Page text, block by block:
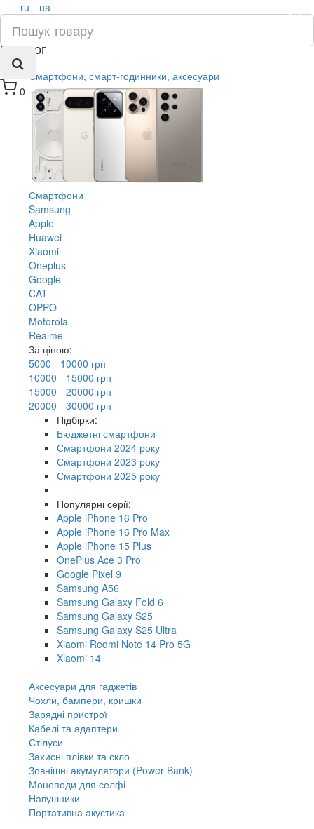
0
×
ru ua
Каталог
Смартфони, смарт-годинники, аксесуари
Смартфони
Samsung
Apple
Huawei
Xiaomi
Oneplus
Google
CAT
OPPO
Motorola
Realme
За ціною:
5000 - 10000 грн
10000 - 15000 грн
15000 - 20000 грн
20000 - 30000 грн
Підбірки:
Бюджетні смартфони
Смартфони 2024 року
Смартфони 2023 року
Смартфони 2025 року
Популярні серії:
Apple iPhone 16 Pro
Apple iPhone 16 Pro Max
Apple iPhone 15 Plus
OnePlus Ace 3 Pro
Google Pixel 9
Samsung A56
Samsung Galaxy Fold 6
Samsung Galaxy S25
Samsung Galaxy S25 Ultra
Xiaomi Redmi Note 14 Pro 5G
Xiaomi 14
Аксесуари для гаджетів
Чохли, бампери, кришки
Зарядні пристрої
Кабелі та адаптери
Стілуси
Захисні плівки та скло
Зовнішні акумулятори (Power Bank)
Моноподи для селфі
Навушники
Портативна акустика